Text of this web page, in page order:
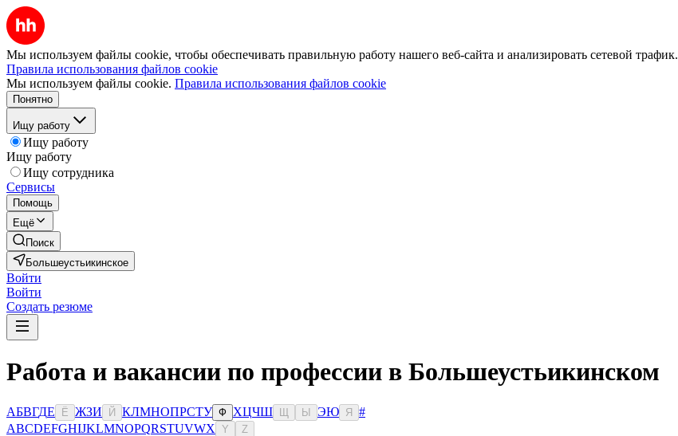
Мы используем файлы cookie, чтобы обеспечивать правильную работу нашего веб-сайта и анализировать сетевой трафик.
Правила использования файлов cookie
Мы используем файлы cookie. Правила использования файлов cookie
Понятно
Ищу работу
Ищу работу
Ищу работу
Ищу сотрудника
Сервисы
Помощь
Ещё
Поиск
Большеустьикинское
Войти
Войти
Создать резюме
Работа и вакансии по профессии в Большеустьикинском
АБВГДЕ Ё ЖЗИ Й КЛМНОПРСТУ Ф ХЦЧШ Ы ЭЮ Я
#
ABCDEFGHIJKLMNOPQRSTUVWX Y Z